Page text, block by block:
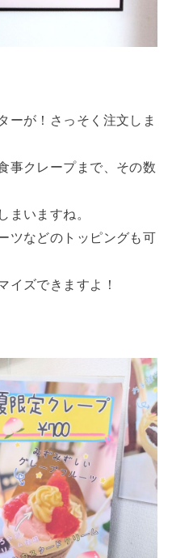
ーが！さっそく注文しま
事クレープまで、その数
まいますね。
ツなどのトッピングも可
イズできますよ！